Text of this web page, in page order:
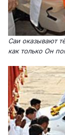
Саи оказывают
как только Он